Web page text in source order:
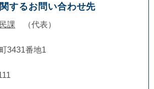
するお問い合わせ先
課
代表
3431番地1